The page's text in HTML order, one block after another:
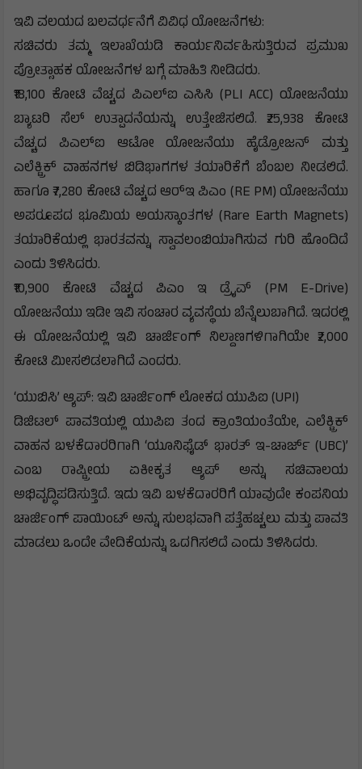
ಇವಿ ವಲಯದ ಬಲವರ್ಧನೆಗೆ ವಿವಿಧ ಯೋಜನೆಗಳು:
ಸಚಿವರು ತಮ್ಮ ಇಲಾಖೆಯಡಿ ಕಾರ್ಯನಿರ್ವಹಿಸುತ್ತಿರುವ ಪ್ರಮುಖ
ಪ್ರೋತ್ಸಾಹಕ ಯೋಜನೆಗಳ ಬಗ್ಗೆ ಮಾಹಿತಿ ನೀಡಿದರು.
₹18,100 ಕೋಟಿ ವೆಚ್ಚದ ಪಿಎಲ್‌ಐ ಎಸಿಸಿ (PLI ACC) ಯೋಜನೆಯು
ಬ್ಯಾಟರಿ ಸೆಲ್ ಉತ್ಪಾದನೆಯನ್ನು ಉತ್ತೇಜಿಸಲಿದೆ. ₹25,938 ಕೋಟಿ
ವೆಚ್ಚದ ಪಿಎಲ್‌ಐ ಆಟೋ ಯೋಜನೆಯು ಹೈಡ್ರೋಜನ್ ಮತ್ತು
ಎಲೆಕ್ಟ್ರಿಕ್ ವಾಹನಗಳ ಬಿಡಿಭಾಗಗಳ ತಯಾರಿಕೆಗೆ ಬೆಂಬಲ ನೀಡಲಿದೆ.
ಹಾಗೂ ₹7,280 ಕೋಟಿ ವೆಚ್ಚದ ಆರ್‌ಇ ಪಿಎಂ (RE PM) ಯೋಜನೆಯು
ಅಪರೂಪದ ಭೂಮಿಯ ಅಯಸ್ಕಾಂತಗಳ (Rare Earth Magnets)
ತಯಾರಿಕೆಯಲ್ಲಿ ಭಾರತವನ್ನು ಸ್ವಾವಲಂಬಿಯಾಗಿಸುವ ಗುರಿ ಹೊಂದಿದೆ
ಎಂದು ತಿಳಿಸಿದರು.
₹10,900 ಕೋಟಿ ವೆಚ್ಚದ ಪಿಎಂ ಇ ಡ್ರೈವ್‌ (PM E-Drive)
ಯೋಜನೆಯು ಇಡೀ ಇವಿ ಸಂಚಾರ ವ್ಯವಸ್ಥೆಯ ಬೆನ್ನೆಲುಬಾಗಿದೆ. ಇದರಲ್ಲಿ
ಈ ಯೋಜನೆಯಲ್ಲಿ ಇವಿ ಚಾರ್ಜಿಂಗ್ ನಿಲ್ದಾಣಗಳಿಗಾಗಿಯೇ ₹2,000
ಕೋಟಿ ಮೀಸಲಿಡಲಾಗಿದೆ ಎಂದರು.
‘ಯುಬಿಸಿ’ ಆ್ಯಪ್: ಇವಿ ಚಾರ್ಜಿಂಗ್ ಲೋಕದ ಯುಪಿಐ (UPI)
ಡಿಜಿಟಲ್ ಪಾವತಿಯಲ್ಲಿ ಯುಪಿಐ ತಂದ ಕ್ರಾಂತಿಯಂತೆಯೇ, ಎಲೆಕ್ಟ್ರಿಕ್
ವಾಹನ ಬಳಕೆದಾರರಿಗಾಗಿ ‘ಯೂನಿಫೈಡ್ ಭಾರತ್ ಇ-ಚಾರ್ಜ್ (UBC)’
ಎಂಬ ರಾಷ್ಟ್ರೀಯ ಏಕೀಕೃತ ಆ್ಯಪ್ ಅನ್ನು ಸಚಿವಾಲಯ
ಅಭಿವೃದ್ಧಿಪಡಿಸುತ್ತಿದೆ. ಇದು ಇವಿ ಬಳಕೆದಾರರಿಗೆ ಯಾವುದೇ ಕಂಪನಿಯ
ಚಾರ್ಜಿಂಗ್ ಪಾಯಿಂಟ್ ಅನ್ನು ಸುಲಭವಾಗಿ ಪತ್ತೆಹಚ್ಚಲು ಮತ್ತು ಪಾವತಿ
ಮಾಡಲು ಒಂದೇ ವೇದಿಕೆಯನ್ನು ಒದಗಿಸಲಿದೆ ಎಂದು ತಿಳಿಸಿದರು.